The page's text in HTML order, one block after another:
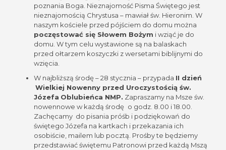
poznania Boga. Nieznajomość Pisma Świętego jest
nieznajomością Chrystusa – mawiał św. Hieronim. W
naszym kościele przed pójściem do domu można
poczęstować się Słowem Bożym i wziąć je do
domu. W tym celu wystawione są na balaskach
przed ołtarzem koszyczki z wersetami biblijnymi do
wzięcia.
W najbliższą środę – 28 stycznia – przypada II dzień
Wielkiej Nowennyprzed Uroczystością św.
Józefa Oblubieńca NMP. Zapraszamy na Msze św.
nowennowe w każdą środę o godz. 8.00 i 18.00.
Zachęcamy do pisania próśb i podziękowań do
świętego Józefa na kartkach i przekazania ich
osobiście, mailem lub pocztą. Prośby te będziemy
przedstawiać świętemu Patronowi przed każdą Mszą